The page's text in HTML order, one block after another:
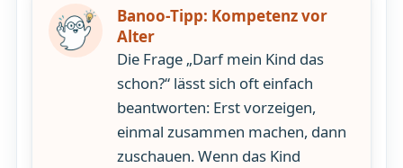
Banoo-Tipp: Kompetenz vor
Alter
Die Frage „Darf mein Kind das
schon?“ lässt sich oft einfach
beantworten: Erst vorzeigen,
einmal zusammen machen, dann
zuschauen. Wenn das Kind